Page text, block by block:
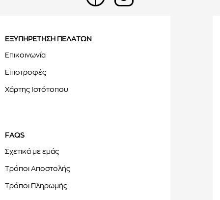
ΕΞΥΠΗΡΕΤΗΣΗ ΠΕΛΑΤΩΝ
Επικοινωνία
Επιστροφές
Χάρτης Ιστότοπου
FAQS
Σχετικά με εμάς
Τρόποι Αποστολής
Τρόποι Πληρωμής